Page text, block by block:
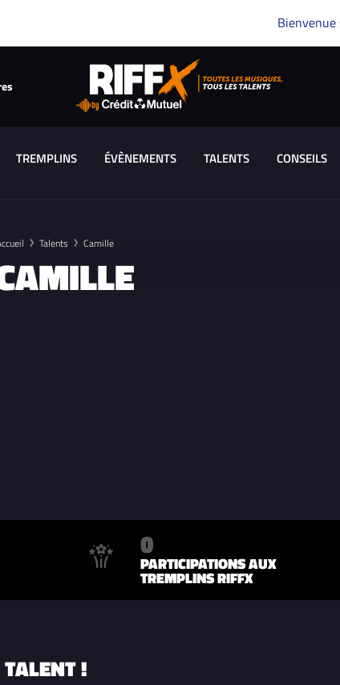
Bienvenue
TREMPLINS ÉVÈNEMENTS TALENTS CONSEILS
Talents Camille
0
PARTICIPATIONS AUX
TREMPLINS RIFFX
!